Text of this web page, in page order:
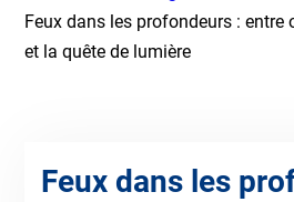
Feux dans les profondeurs : entre
et la quête de lumière
Feux dans les